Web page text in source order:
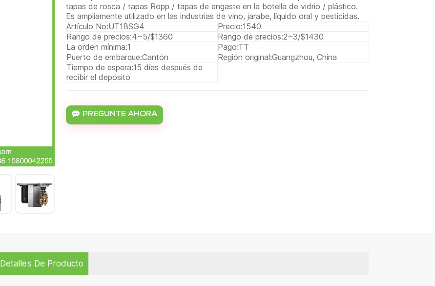
tapas de rosca / tapas Ropp / tapas de engaste en la botella de vidrio / plástico.
Es ampliamente utilizado en las industrias de vino, jarabe, líquido oral y pesticidas.
Artículo No:UT1BSG4 Precio:1540
Rango de precios:4~5/$1360 Rango de precios:2~3/$1430
La orden mínima:1 Pago:TT
Puerto de embarque:Cantón Región original:Guangzhou, China
Tiempo de espera:15 días después de
recibir el depósito
PREGUNTE AHORA
Detalles De Producto